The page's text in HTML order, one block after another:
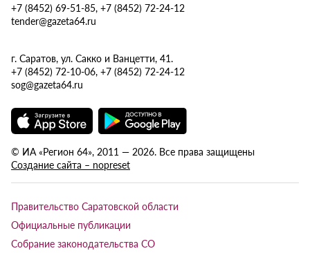
+7 (8452) 69-51-85, +7 (8452) 72-24-12
tender@gazeta64.ru
г. Саратов, ул. Сакко и Ванцетти, 41.
+7 (8452) 72-10-06, +7 (8452) 72-24-12
sog@gazeta64.ru
© ИА «Регион 64», 2011 — 2026. Все права защищены
Создание сайта – nopreset
Правительство Саратовской области
Официальные публикации
Собрание законодательства СО